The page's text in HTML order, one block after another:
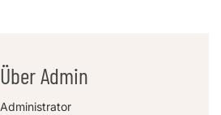
Über Admin
Administrator